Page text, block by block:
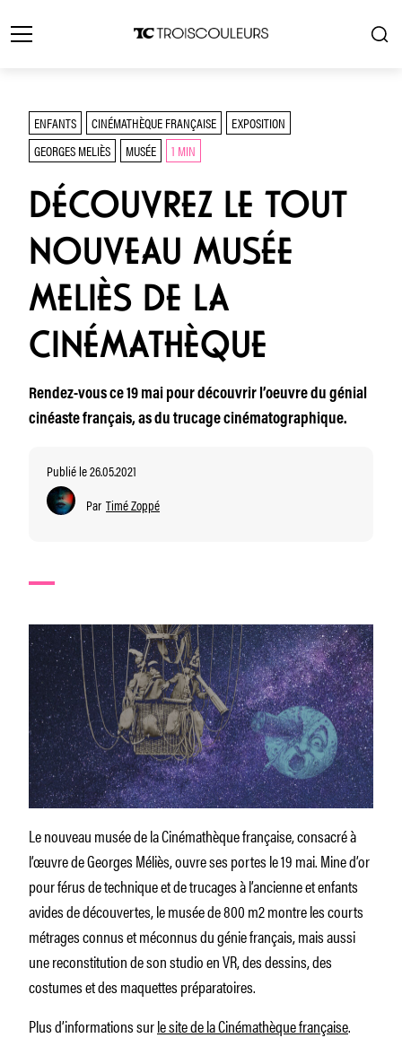
ENFANTS CINÉMATHÈQUE FRANÇAISE
EXPOSITION
GEORGES MELIÈS
MUSÉE 1 MIN
DÉCOUVREZ LE TOUT
NOUVEAU MUSÉE
MELIÈS DE LA
CINÉMATHÈQUE
Rendez-vous ce 19 mai pour découvrir l’oeuvre du génial
cinéaste français, as du trucage cinématographique.
Publié le 26.05.2021
Par Timé Zoppé
Le nouveau musée de la Cinémathèque française, consacré à
l’œuvre de Georges Méliès, ouvre ses portes le 19 mai. Mine d’or
pour férus de technique et de trucages à l’ancienne et enfants
avides de découvertes, le musée de 800 m2 montre les courts
métrages connus et méconnus du génie français, mais aussi
une reconstitution de son studio en VR, des dessins, des
costumes et des maquettes préparatoires.
Plus d’informations surle site de la Cinémathèque française.